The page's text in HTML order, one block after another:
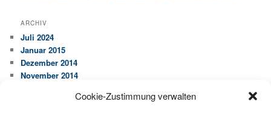
Cookie-Zustimmung verwalten
ARCHIV
Juli 2024
Januar 2015
Dezember 2014
November 2014